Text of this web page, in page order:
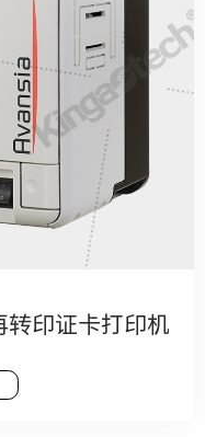
印证卡打印机